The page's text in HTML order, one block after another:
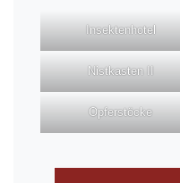
Insektenhotel
Nistkasten II
Opferstöcke